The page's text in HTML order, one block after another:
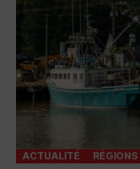
ACTUALITÉ